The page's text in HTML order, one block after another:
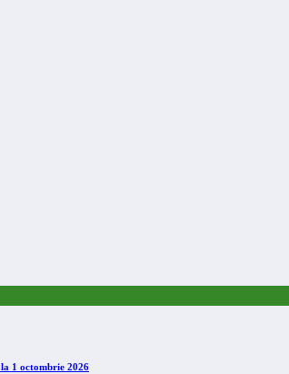
1 octombrie 2026